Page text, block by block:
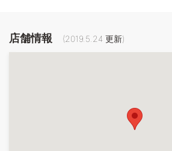
店舗情報 (2019.5.24 更新)